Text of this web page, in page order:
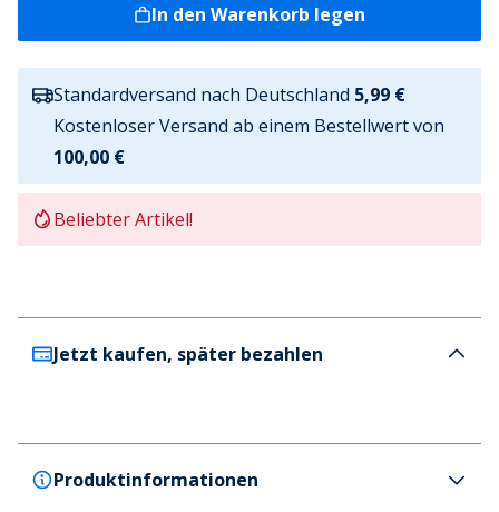
In den Warenkorb legen
Standardversand nach Deutschland 5,99 €
Kostenloser Versand ab einem Bestellwert von
100,00 €
Beliebter Artikel!
Jetzt kaufen, später bezahlen
Produktinformationen